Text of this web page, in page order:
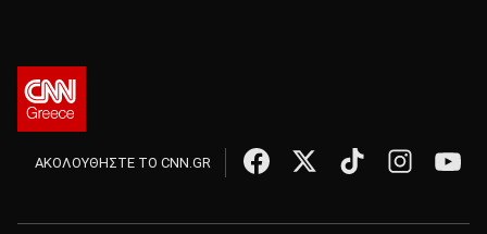
ΑΚΟΛΟΥΘΗΣΤΕ ΤΟ CNN.GR